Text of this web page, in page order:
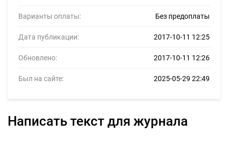
Варианты оплаты: Без предоплаты
Дата публикации: 2017-10-11 12:25
Обновлено: 2017-10-11 12:26
Был на сайте: 2025-05-29 22:49
Написать текст для журнала